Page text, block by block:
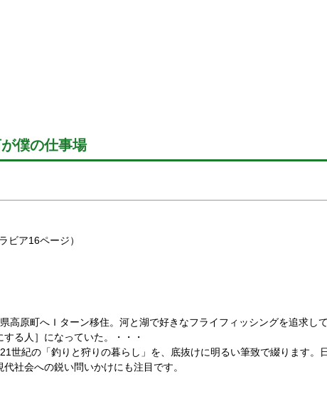
僕の仕事場
ア16ページ）
高原町へＩターン移住。河と湖で好きなフライフィッシングを追求し
る人］になっていた。・・・
世紀の「釣りと狩りの暮らし」を、底抜けに明るい筆致で綴ります。
社会への鋭い問いかけにも注目です。